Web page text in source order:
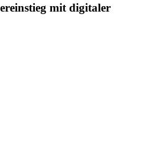
mit digitaler